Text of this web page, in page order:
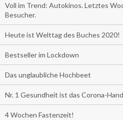
Voll im Trend: Autokinos. Letztes
Besucher.
Heute ist Welttag des Buches 2020!
Bestseller im Lockdown
Das unglaubliche Hochbeet
Nr. 1 Gesundheit ist das Corona-
4 Wochen Fastenzeit!